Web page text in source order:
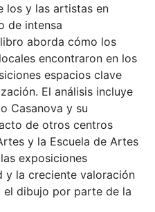
los y las artistas en
de intensa
aborda cómo los
encontraron en los
espacios clave
El análisis incluye
Casanova y su
de otros centros
y la Escuela de Artes
exposiciones
y la creciente valoración
el dibujo por parte de la